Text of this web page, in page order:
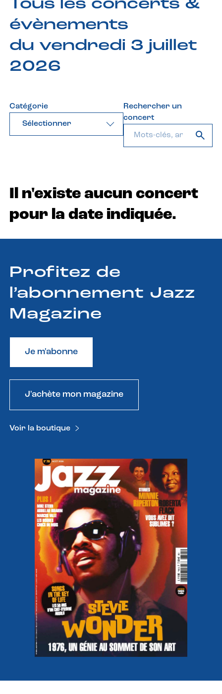
Tous les concerts &
évènements
du vendredi 3 juillet
2026
Catégorie
Sélectionner
Rechercher un
concert
Il n'existe aucun concert
pour la date indiquée.
Profitez de
l’abonnement Jazz
Magazine
Je m'abonne
J'achète mon magazine
Voir la boutique